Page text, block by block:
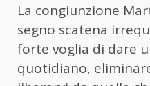
La congiunzione
segno scatena
forte voglia di dare
quotidiano,